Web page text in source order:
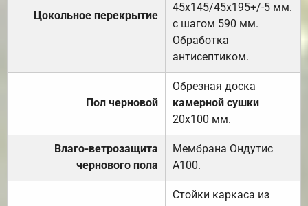
Цокольное перекрытие
45х145/45х195+/-5 мм.
с шагом 590 мм.
Обработка
антисептиком.
Пол черновой
Обрезная доска
камерной сушки
20х100 мм.
Влаго-ветрозащита
чернового пола
Мембрана Ондутис
А100.
Стойки каркаса из